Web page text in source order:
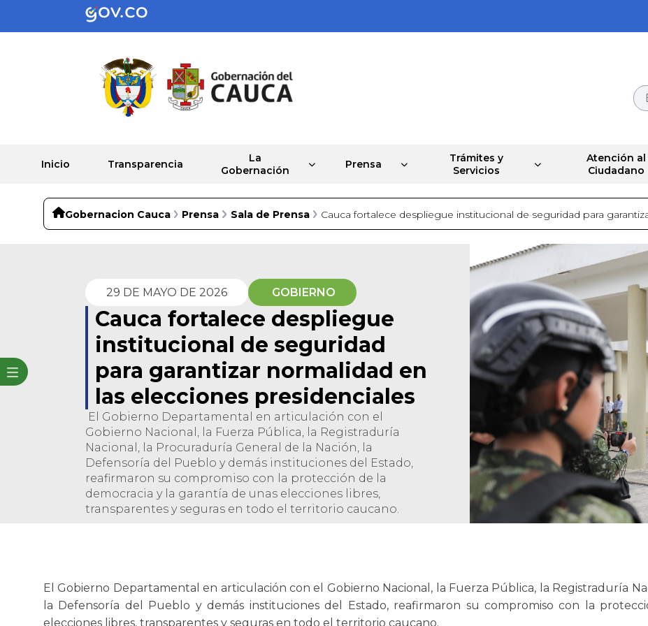
Inicio Transparencia
La
Gobernación
Prensa
Trámites y
Servicios
Atención al
Ciudadano
Gobernacion Cauca Prensa Sala de Prensa Cauca fortalece despliegue institucional de seguridad para
29 DE MAYO DE 2026 GOBIERNO
Cauca fortalece despliegue
institucional de seguridad
para garantizar normalidad en
las elecciones presidenciales
El Gobierno Departamental en articulación con el
Gobierno Nacional, la Fuerza Pública, la Registraduría
Nacional, la Procuraduría General de la Nación, la
Defensoría del Pueblo y demás instituciones del Estado,
reafirmaron su compromiso con la protección de la
democracia y la garantía de unas elecciones libres,
transparentes y seguras en todo el territorio caucano.
​El Gobierno Departamental en articulación con el Gobierno Nacional, la Fuerza Pública, la Registraduría
la Defensoría del Pueblo y demás instituciones del Estado, reafirmaron su compromiso con la
elecciones libres, transparentes y seguras en todo el territorio caucano.